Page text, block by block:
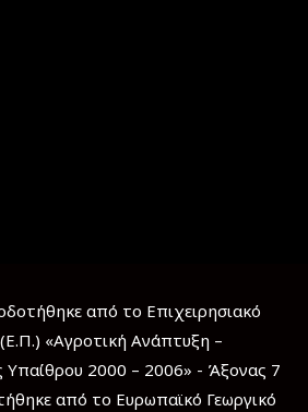
από το Επιχειρησιακό
«Αγροτική Ανάπτυξη –
Υπαίθρου 2000 – 2006» - Άξονας 7
από το Ευρωπαϊκό Γεωργικό